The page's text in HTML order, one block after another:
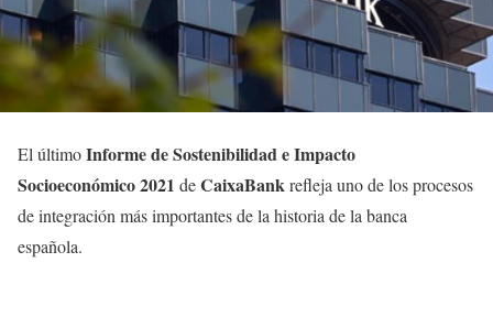
El últimoInforme de Sostenibilidad e Impacto
Socioeconómico 2021 deCaixaBank refleja uno de los procesos
de integración más importantes de la historia de la banca
española.